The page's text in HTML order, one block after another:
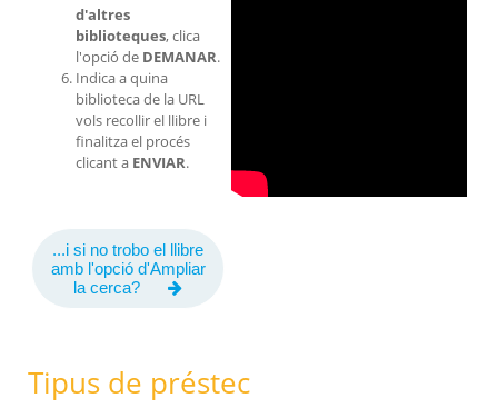
d'altres
biblioteques, clica
l'opció de DEMANAR.
Indica a quina
biblioteca de la URL
vols recollir el llibre i
finalitza el procés
clicant a ENVIAR.
...i si no trobo el llibre
amb l'opció d'Ampliar
la cerca?
Tipus de préstec